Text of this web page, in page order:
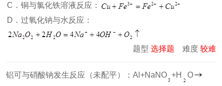
C．铜与氯化铁溶液反应：
D．过氧化钠与水反应：
题型 选择题 难度 较难
铝可与硝酸钠发生反应（未配平）：Al+NaNO +H
O